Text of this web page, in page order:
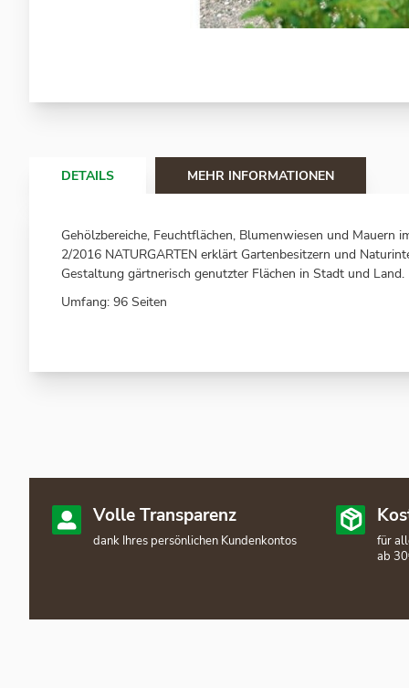
Anfang
DETAILS
Gehölzbereiche, Feuchtflächen, Blumenwiesen und
2/2016 NATURGARTEN erklärt Gartenbesitzern und
Gestaltung gärtnerisch genutzter Flächen in Stadt und Land.
Umfang: 96 Seiten
MEHR INFORMATIONEN
Volle Transparenz
dank Ihres persönlichen Kundenkontos
für
ab